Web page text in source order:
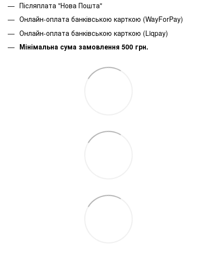
Післяплата "Нова Пошта"
Онлайн-оплата банківською карткою (WayForPay)
Онлайн-оплата банківською карткою (Liqpay)
Мінімальна сума замовлення 500 грн.